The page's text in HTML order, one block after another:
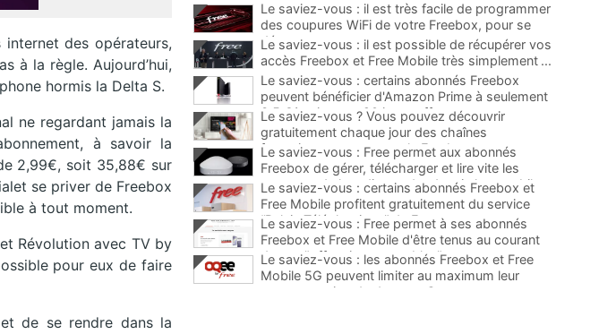
des opérateurs,
à la règle. Aujourd’hui,
hormis la Delta S.
ne regardant jamais la
à savoir la
2,99€, soit 35,88€ sur
se priver de Freebox
à tout moment.
Révolution avec TV by
pour eux de faire
de se rendre dans la
Le saviez-vous : il est très facile de programmer
des coupures WiFi de votre Freebox, pour se
déconnecter
...
Le saviez-vous : il est possible de récupérer vos
accès Freebox et Free Mobile très simplement ...
Le saviez-vous : certains abonnés Freebox
peuvent bénéficier d'Amazon Prime à seulement
3,5 €/mois avec 90 jours offerts
Le saviez-vous ? Vous pouvez découvrir
gratuitement chaque jour des chaînes
françaises payantes sur la Freebox
Le saviez-vous : Free permet aux abonnés
Freebox de gérer, télécharger et lire vite les
contenus de leur disque dur depuis leur mobile
Le saviez-vous : certains abonnés Freebox et
Free Mobile profitent gratuitement du service
“Relais Téléphonique” de Free
Le saviez-vous : Free permet à ses abonnés
Freebox et Free Mobile d'être tenus au courant
de ses "offres immanquables"
Le saviez-vous : les abonnés Freebox et Free
Mobile 5G peuvent limiter au maximum leur
consommation de data sur Oqee